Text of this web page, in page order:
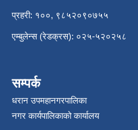
प्रहरी: १००, ९८५२०९०७५५
एम्बुलेन्स (रेडक्रस): ०२५-५२०२५८
सम्पर्क
धरान उपमहानगरपालिका
नगर कार्यपालिकाको कार्यालय